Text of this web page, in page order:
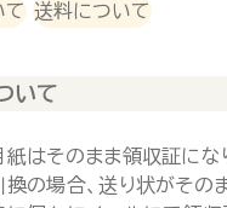
て 送料について
いて
はそのまま領収証にな
の場合、送り状がその